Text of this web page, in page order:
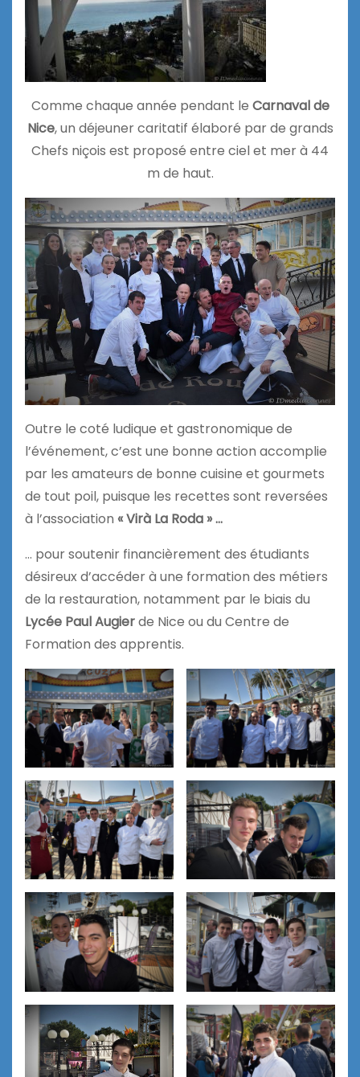
Comme chaque année pendant le Carnaval de
Nice, un déjeuner caritatif élaboré par de grands
Chefs niçois est proposé entre ciel et mer à 44
m de haut.
Outre le coté ludique et gastronomique de
l’événement, c’est une bonne action accomplie
par les amateurs de bonne cuisine et gourmets
de tout poil, puisque les recettes sont reversées
à l’association « Virà La Roda » …
… pour soutenir financièrement des étudiants
désireux d’accéder à une formation des métiers
de la restauration, notamment par le biais du
Lycée Paul Augierde Nice ou du Centre de
Formation des apprentis.